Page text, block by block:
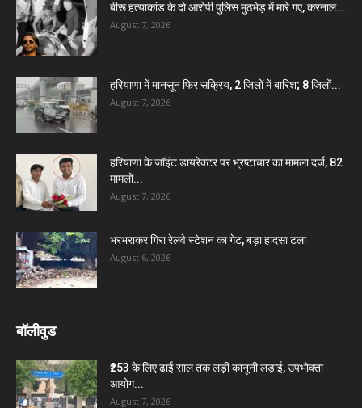
बीरू हत्याकांड के दो आरोपी पुलिस मुठभेड़ में मारे गए, करनाल...
August 7, 2026
हरियाणा में मानसून फिर सक्रिय, 2 जिलों में बारिश; 8 जिलों...
August 7, 2026
हरियाणा के जॉइंट डायरेक्टर पर भ्रष्टाचार का मामला दर्ज, 82
मामलों...
August 7, 2026
भरभराकर गिरा रेलवे स्टेशन का गेट, बड़ा हादसा टला
August 6, 2026
बॉलीवुड
₹253 के लिए ढाई साल तक लड़ी कानूनी लड़ाई, उपभोक्ता
आयोग...
August 7, 2026